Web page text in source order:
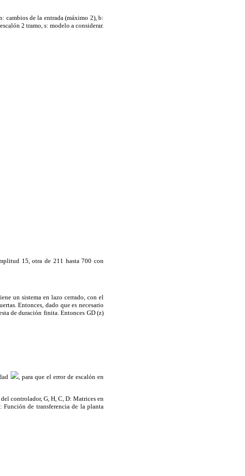
cambios de la entrada (máximo 2), b:
2 tramo, s: modelo a considerar.
15, otra de 211 hasta 700 con
un sistema en lazo cerrado, con el
Entonces, dado que es necesario
de duración finita. Entonces GD (z)
, para que el error de escalón en
controlador, G, H, C, D: Matrices en
de transferencia de la planta